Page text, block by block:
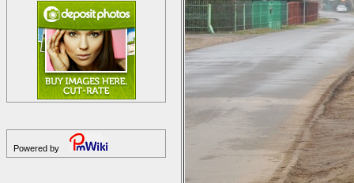
Powered by